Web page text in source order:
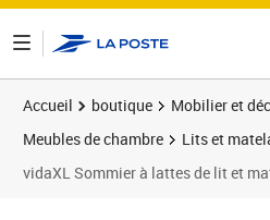
Accueil boutique
Mobilier et
Meubles de chambre
Lits et
vidaXL Sommier à lattes de lit et